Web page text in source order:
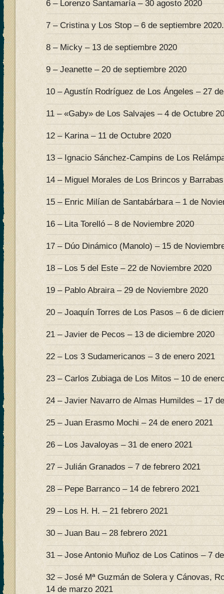
6 – Lorenzo Santamaría – 30 agosto 2020
7 – Cristina y Los Stop – 6 de septiembre 2020.
8 – Micky – 13 de septiembre 2020
9 – Jeanette – 20 de septiembre 2020
10 – Agustín Rodríguez de Los Ángeles – 27
11 – «Gaby» de Los Salvajes – 4 de Octubre
12 – Karina – 11 de Octubre 2020
13 – Ignacio Sánchez-Campins de Los
14 – Miguel Morales de Los Brincos y
15 – Enric Milían de Santabárbara – 1 de
16 – Lita Torelló – 8 de Noviembre 2020
17 – Dúo Dinámico (Manolo) – 15 de
18 – Los 5 del Este – 22 de Noviembre 2020
19 – Pablo Abraira – 29 de Noviembre 2020
20 – Joaquín Torres de Los Pasos – 6 de
21 – Javier de Pecos – 13 de diciembre 2020
22 – Los 3 Sudamericanos – 3 de enero 2021
23 – Carlos Zubiaga de Los Mitos – 10 de
24 – Javier Navarro de Almas Humildes – 17
25 – Juan Erasmo Mochi – 24 de enero 2021
26 – Los Javaloyas – 31 de enero 2021
27 – Julián Granados – 7 de febrero 2021
28 – Pepe Barranco – 14 de febrero 2021
29 – Los H. H. – 21 febrero 2021
30 – Juan Bau – 28 febrero 2021
31 – Jose Antonio Muñoz de Los Catinos – 7
32 – José Mª Guzmán de Solera y Cánovas,
14 de marzo 2021